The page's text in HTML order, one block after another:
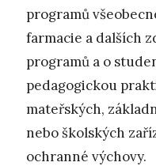
programů
farmacie a dalších
programů a o
pedagogickou
mateřských,
nebo školských
ochranné výchovy.